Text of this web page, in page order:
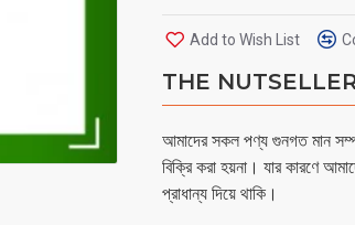
Add to Wish List
THE NUTSELLER
আমাদের সকল পণ্য গুনগত মান
বিক্রি করা হয়না। যার কারণে
প্রাধান্য দিয়ে থাকি।